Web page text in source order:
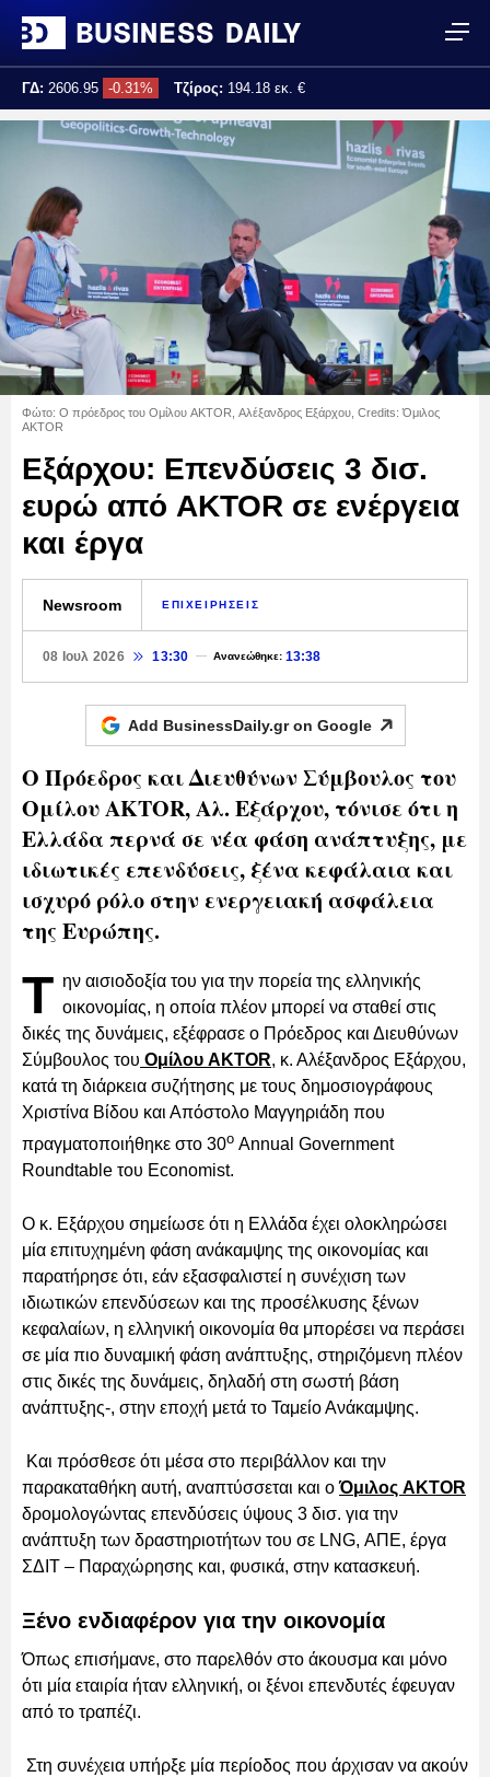
ΓΔ: 2606.95 -0.31% Τζίρος: 194.18 εκ. €
Τελ. ενημέρωση: 17:25:00
Φώτο: Ο πρόεδρος του Ομίλου AKTOR, Αλέξανδρος Εξάρχου, Credits: Όμιλος
AKTOR
Εξάρχου: Επενδύσεις 3 δισ.
ευρώ από AKTOR σε ενέργεια
και έργα
Newsroom ΕΠΙΧΕΙΡΗΣΕΙΣ
08 Ιουλ 2026 13:30 Ανανεώθηκε:13:38
Add BusinessDaily.gr on Google
Ο Πρόεδρος και Διευθύνων Σύμβουλος του
Ομίλου AKTOR, Αλ. Εξάρχου, τόνισε ότι η
Ελλάδα περνά σε νέα φάση ανάπτυξης, με
ιδιωτικές επενδύσεις, ξένα κεφάλαια και
ισχυρό ρόλο στην ενεργειακή ασφάλεια
της Ευρώπης.
Τ ην αισιοδοξία του για την πορεία της ελληνικής
οικονομίας, η οποία πλέον μπορεί να σταθεί στις
δικές της δυνάμεις, εξέφρασε ο Πρόεδρος και Διευθύνων
Σύμβουλος του Ομίλου AKTOR, κ. Αλέξανδρος Εξάρχου,
κατά τη διάρκεια συζήτησης με τους δημοσιογράφους
Χριστίνα Βίδου και Απόστολο Μαγγηριάδη που
πραγματοποιήθηκε στο 30ο Annual Government
Roundtable του Economist.
Ο κ. Εξάρχου σημείωσε ότι η Ελλάδα έχει ολοκληρώσει
μία επιτυχημένη φάση ανάκαμψης της οικονομίας και
παρατήρησε ότι, εάν εξασφαλιστεί η συνέχιση των
ιδιωτικών επενδύσεων και της προσέλκυσης ξένων
κεφαλαίων, η ελληνική οικονομία θα μπορέσει να περάσει
σε μία πιο δυναμική φάση ανάπτυξης, στηριζόμενη πλέον
στις δικές της δυνάμεις, δηλαδή στη σωστή βάση
ανάπτυξης-, στην εποχή μετά το Ταμείο Ανάκαμψης.
Και πρόσθεσε ότι μέσα στο περιβάλλον και την
παρακαταθήκη αυτή, αναπτύσσεται και οΌμιλος AKTOR
δρομολογώντας επενδύσεις ύψους 3 δισ. για την
ανάπτυξη των δραστηριοτήτων του σε LNG, ΑΠΕ, έργα
ΣΔΙΤ – Παραχώρησης και, φυσικά, στην κατασκευή.
Ξένο ενδιαφέρον για την οικονομία
Όπως επισήμανε, στο παρελθόν στο άκουσμα και μόνο
ότι μία εταιρία ήταν ελληνική, οι ξένοι επενδυτές έφευγαν
από το τραπέζι.
Στη συνέχεια υπήρξε μία περίοδος που άρχισαν να ακούν